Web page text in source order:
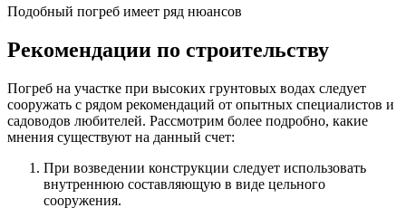
Подобный погреб имеет ряд нюансов
Рекомендации по строительству
Погреб на участке при высоких грунтовых водах следует
сооружать с рядом рекомендаций от опытных специалистов и
садоводов любителей. Рассмотрим более подробно, какие
мнения существуют на данный счет:
При возведении конструкции следует использовать
внутреннюю составляющую в виде цельного
сооружения.